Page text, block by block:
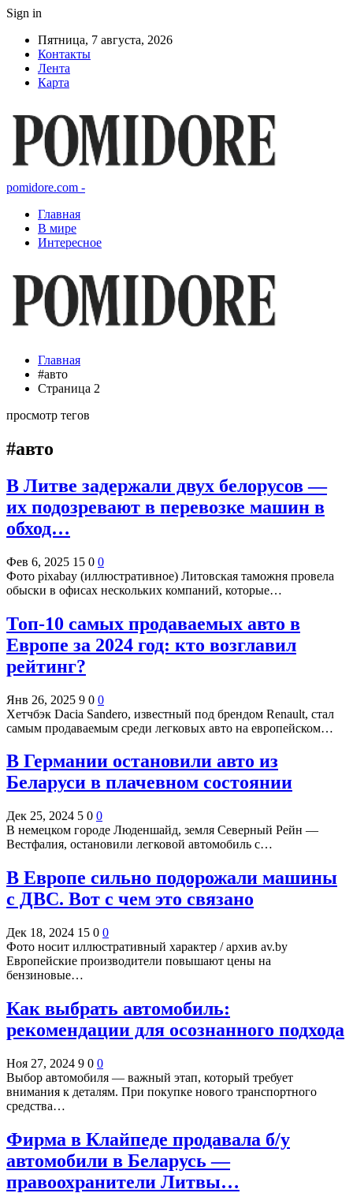
Sign in
Пятница, 7 августа, 2026
Контакты
Лента
Карта
pomidore.com -
Главная
В мире
Интересное
Главная
#авто
Страница 2
просмотр тегов
#авто
В Литве задержали двух белорусов —
их подозревают в перевозке машин в
обход…
Фев 6, 2025 15 0 0
Фото pixabay (иллюстративное) Литовская таможня провела
обыски в офисах нескольких компаний, которые…
Топ-10 самых продаваемых авто в
Европе за 2024 год: кто возглавил
рейтинг?
Янв 26, 2025 9 0 0
Хетчбэк Dacia Sandero, известный под брендом Renault, стал
самым продаваемым среди легковых авто на европейском…
В Германии остановили авто из
Беларуси в плачевном состоянии
Дек 25, 2024 5 0 0
В немецком городе Люденшайд, земля Северный Рейн —
Вестфалия, остановили легковой автомобиль с…
В Европе сильно подорожали машины
с ДВС. Вот с чем это связано
Дек 18, 2024 15 0 0
Фото носит иллюстративный характер / архив av.by
Европейские производители повышают цены на
бензиновые…
Как выбрать автомобиль:
рекомендации для осознанного подхода
Ноя 27, 2024 9 0 0
Выбор автомобиля — важный этап, который требует
внимания к деталям. При покупке нового транспортного
средства…
Фирма в Клайпеде продавала б/у
автомобили в Беларусь —
правоохранители Литвы…